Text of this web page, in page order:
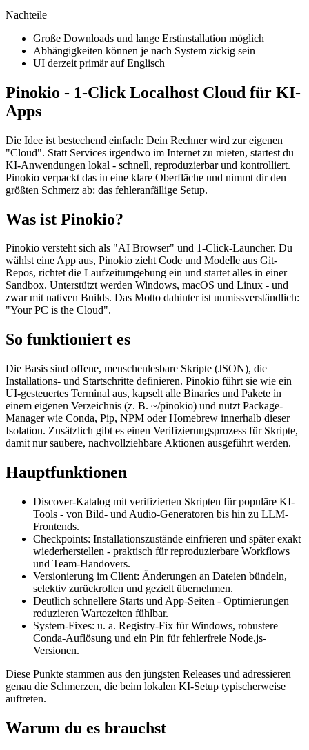
Nachteile
Große Downloads und lange Erstinstallation möglich
Abhängigkeiten können je nach System zickig sein
UI derzeit primär auf Englisch
Pinokio - 1-Click Localhost Cloud für KI-
Apps
Die Idee ist bestechend einfach: Dein Rechner wird zur eigenen
"Cloud". Statt Services irgendwo im Internet zu mieten, startest du
KI-Anwendungen lokal - schnell, reproduzierbar und kontrolliert.
Pinokio verpackt das in eine klare Oberfläche und nimmt dir den
größten Schmerz ab: das fehleranfällige Setup.
Was ist Pinokio?
Pinokio versteht sich als "AI Browser" und 1-Click-Launcher. Du
wählst eine App aus, Pinokio zieht Code und Modelle aus Git-
Repos, richtet die Laufzeitumgebung ein und startet alles in einer
Sandbox. Unterstützt werden Windows, macOS und Linux - und
zwar mit nativen Builds. Das Motto dahinter ist unmissverständlich:
"Your PC is the Cloud".
So funktioniert es
Die Basis sind offene, menschenlesbare Skripte (JSON), die
Installations- und Startschritte definieren. Pinokio führt sie wie ein
UI-gesteuertes Terminal aus, kapselt alle Binaries und Pakete in
einem eigenen Verzeichnis (z. B. ~/pinokio) und nutzt Package-
Manager wie Conda, Pip, NPM oder Homebrew innerhalb dieser
Isolation. Zusätzlich gibt es einen Verifizierungsprozess für Skripte,
damit nur saubere, nachvollziehbare Aktionen ausgeführt werden.
Hauptfunktionen
Discover-Katalog mit verifizierten Skripten für populäre KI-
Tools - von Bild- und Audio-Generatoren bis hin zu LLM-
Frontends.
Checkpoints: Installationszustände einfrieren und später exakt
wiederherstellen - praktisch für reproduzierbare Workflows
und Team-Handovers.
Versionierung im Client: Änderungen an Dateien bündeln,
selektiv zurückrollen und gezielt übernehmen.
Deutlich schnellere Starts und App-Seiten - Optimierungen
reduzieren Wartezeiten fühlbar.
System-Fixes: u. a. Registry-Fix für Windows, robustere
Conda-Auflösung und ein Pin für fehlerfreie Node.js-
Versionen.
Diese Punkte stammen aus den jüngsten Releases und adressieren
genau die Schmerzen, die beim lokalen KI-Setup typischerweise
auftreten.
Warum du es brauchst